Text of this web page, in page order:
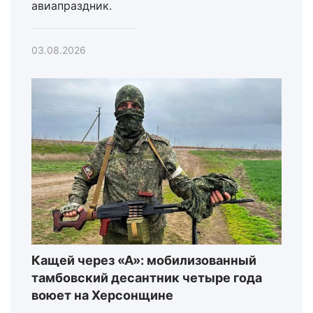
авиапраздник.
03.08.2026
Кащей через «А»: мобилизованный
тамбовский десантник четыре года
воюет на Херсонщине